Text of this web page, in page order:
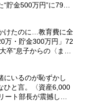
貯金500万円”に79歳
けたのに…教育費に全
万・貯金300万円」72
卒”息子からの〈まさ
にいるのが恥ずかし
ひと言。〈資産6,000
ート部長が震撼し